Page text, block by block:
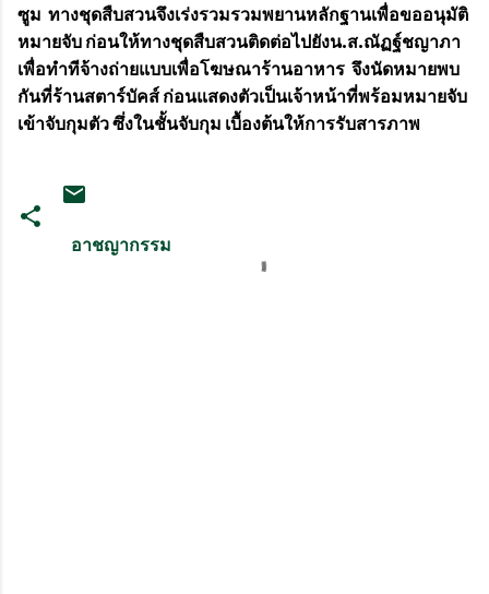
ซูม ทางชุดสืบสวนจึงเร่งรวมรวมพยานหลักฐานเพื่อขออนุมัติ
หมายจับ ก่อนให้ทางชุดสืบสวนติดต่อไปยังน.ส.ณัฏฐ์ชญาภา
เพื่อทำทีจ้างถ่ายแบบเพื่อโฆษณาร้านอาหาร จึงนัดหมายพบ
กันที่ร้านสตาร์บัคส์ ก่อนแสดงตัวเป็นเจ้าหน้าที่พร้อมหมายจับ
เข้าจับกุมตัว ซึ่งในชั้นจับกุม เบื้องต้นให้การรับสารภาพ
อาชญากรรม